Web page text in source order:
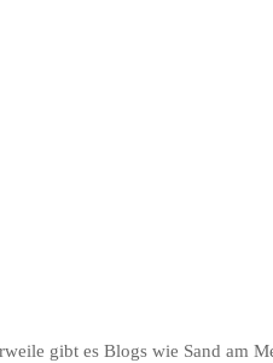
gibt es Blogs wie Sand am